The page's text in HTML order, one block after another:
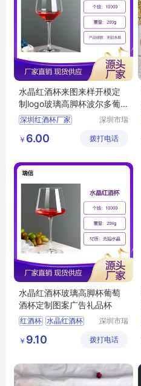
水晶红酒杯来图来样开模定
制logo玻璃高脚杯波尔多葡
萄酒杯
深圳红酒杯厂家
红酒杯定制
深圳市瑞
品有限公
￥ 6.00 拨打电话
水晶红酒杯玻璃高脚杯葡萄
酒杯定制图案广告礼品杯
红酒杯 水晶红酒杯
红酒杯定制
深圳市瑞
品有限公
￥ 9.10 拨打电话